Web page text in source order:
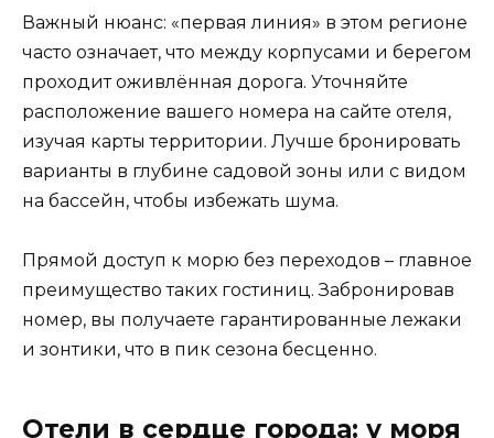
Важный нюанс: «первая линия» в этом регионе
часто означает, что между корпусами и берегом
проходит оживлённая дорога. Уточняйте
расположение вашего номера на сайте отеля,
изучая карты территории. Лучше бронировать
варианты в глубине садовой зоны или с видом
на бассейн, чтобы избежать шума.
Прямой доступ к морю без переходов – главное
преимущество таких гостиниц. Забронировав
номер, вы получаете гарантированные лежаки
и зонтики, что в пик сезона бесценно.
Отели в сердце города: у моря